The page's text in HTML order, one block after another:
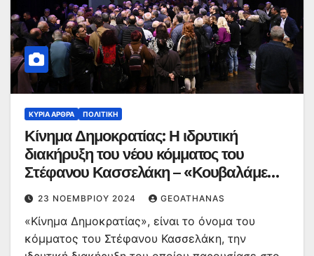
ΚΥΡΙΑ ΑΡΘΡΑ ΠΟΛΙΤΙΚΉ
Κίνημα Δημοκρατίας: Η ιδρυτική
διακήρυξη του νέου κόμματος του
Στέφανου Κασσελάκη – «Κουβαλάμε
όλο το προοδευτικό DNA αυτού του
τόπου»
23 ΝΟΕΜΒΡΊΟΥ 2024 GEOATHANAS
«Κίνημα Δημοκρατίας», είναι το όνομα του
κόμματος του Στέφανου Κασσελάκη, την